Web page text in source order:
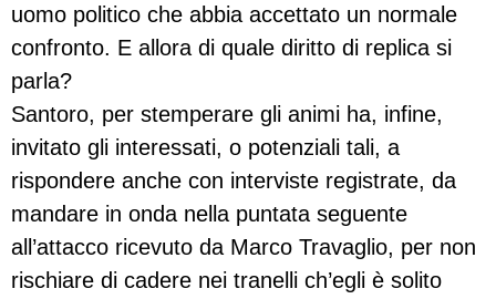
uomo politico che abbia accettato un normale
confronto. E allora di quale diritto di replica si
parla?
Santoro, per stemperare gli animi ha, infine,
invitato gli interessati, o potenziali tali, a
rispondere anche con interviste registrate, da
mandare in onda nella puntata seguente
all’attacco ricevuto da Marco Travaglio, per non
rischiare di cadere nei tranelli ch’egli è solito